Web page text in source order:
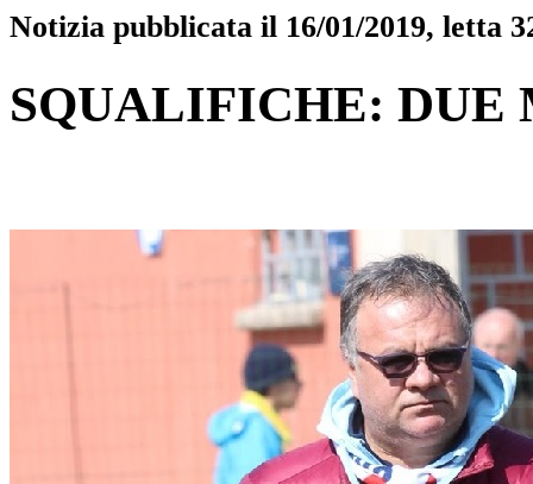
Notizia pubblicata il 16/01/2019, letta
SQUALIFICHE: DUE